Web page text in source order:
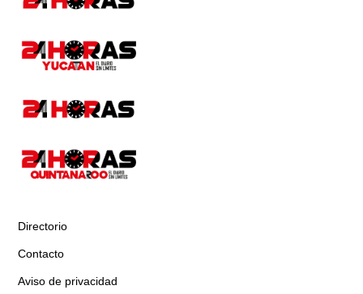
Directorio
Contacto
Aviso de privacidad